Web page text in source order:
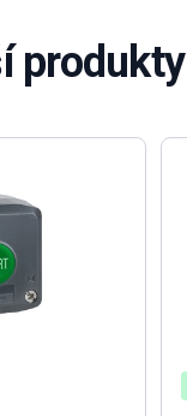
produkty